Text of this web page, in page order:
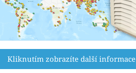
Kliknutím zobrazíte další informace